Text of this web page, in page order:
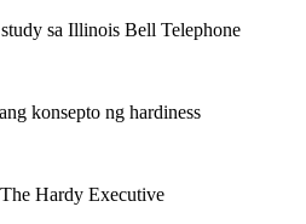
sa Illinois Bell Telephone
konsepto ng hardiness
Hardy Executive